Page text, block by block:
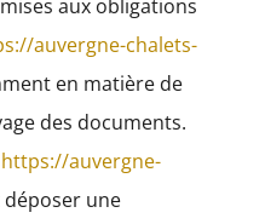
aux obligations
auvergne-chalets-
en matière de
des documents.
https://auvergne-
une